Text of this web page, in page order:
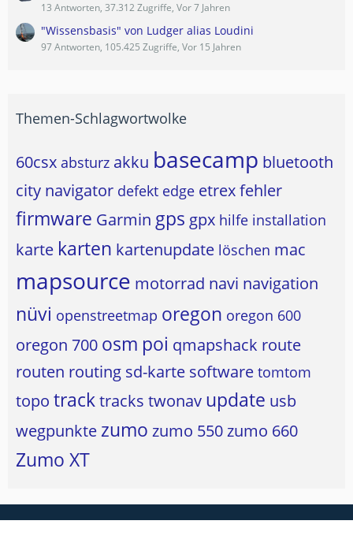
13 Antworten, 37.312 Zugriffe, Vor 7 Jahren
"Wissensbasis" von Ludger alias Loudini
97 Antworten, 105.425 Zugriffe, Vor 15 Jahren
Themen-Schlagwortwolke
60csx absturz akku basecamp bluetooth
city navigator defekt edge etrexfehler
firmware Garmin gps gpx hilfe installation
karte karten kartenupdate löschen mac
mapsource motorrad navi navigation
nüvi openstreetmap oregon oregon 600
oregon 700 osm poi qmapshack route
routen routing sd-karte software tomtom
topo tracktracks twonav update usb
wegpunkte zumo zumo 550zumo 660
Zumo XT